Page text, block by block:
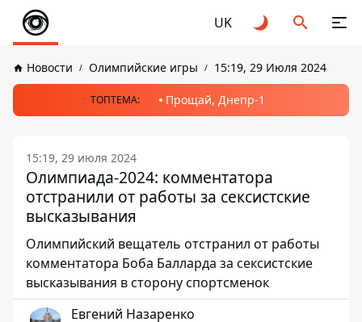
UK
Новости Олимпийские игры 15:19, 29 Июля 2024
ТОПТЕМА: Прощай, Днепр-1
15:19, 29 июля 2024
Олимпиада-2024: комментатора
отстранили от работы за сексистские
высказывания
Олимпийский вещатель отстранил от работы
комментатора Боба Балларда за сексистские
высказывания в сторону спортсменок
Евгений Назаренко